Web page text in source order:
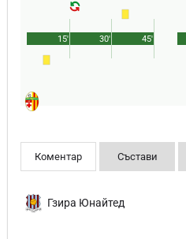
45'
15' 30'
Коментар Състави
Гзира Юнайтед